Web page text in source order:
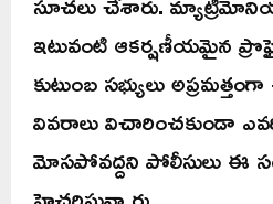
ఇటువంటి ఆకర్షణీయమైన
కుటుంబ సభ్యులు
వివరాలు విచారించకుండా
మోసపోవద్దని పోలీసులు ఈ